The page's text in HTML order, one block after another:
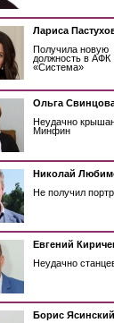
Лариса
Получила новую
должность в АФК
«Система»
Ольга
Неудачно
Минфин
Николай
Не получил
Евгений
Неудачно
Борис Ясинский